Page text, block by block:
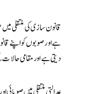
قانون سازی کی منتقلی میں
ہے اور صوبوں کو اپنے
دیتی ہے اور مقامی